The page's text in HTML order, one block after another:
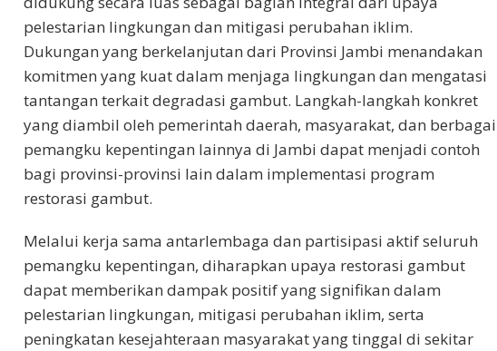
pelestarian lingkungan dan mitigasi perubahan iklim.
Dukungan yang berkelanjutan dari Provinsi Jambi menandakan
komitmen yang kuat dalam menjaga lingkungan dan mengatasi
tantangan terkait degradasi gambut. Langkah-langkah konkret
yang diambil oleh pemerintah daerah, masyarakat, dan berbagai
pemangku kepentingan lainnya di Jambi dapat menjadi contoh
bagi provinsi-provinsi lain dalam implementasi program
restorasi gambut.
Melalui kerja sama antarlembaga dan partisipasi aktif seluruh
pemangku kepentingan, diharapkan upaya restorasi gambut
dapat memberikan dampak positif yang signifikan dalam
pelestarian lingkungan, mitigasi perubahan iklim, serta
peningkatan kesejahteraan masyarakat yang tinggal di sekitar